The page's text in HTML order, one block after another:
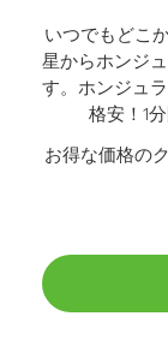
いつでもどこ
星からホンジ
す。 ホンジュ
格安！1
お得な価格の